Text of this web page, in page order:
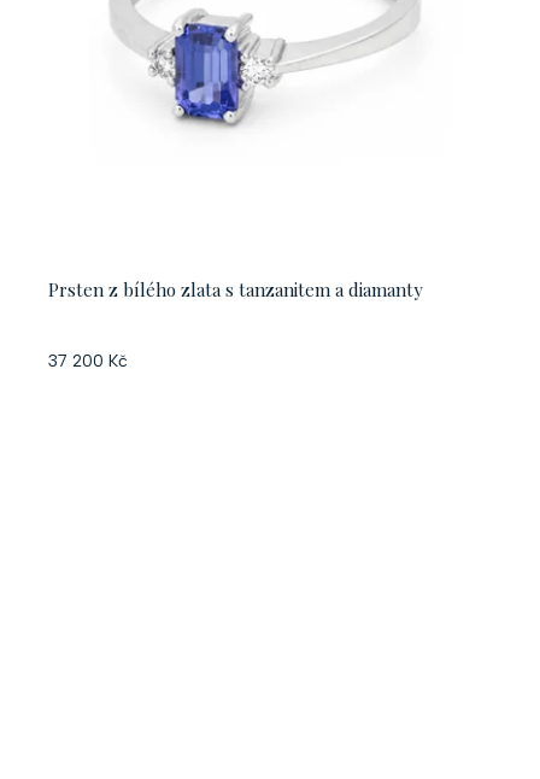
Prsten z bílého zlata s tanzanitem a diamanty
37 200 Kč